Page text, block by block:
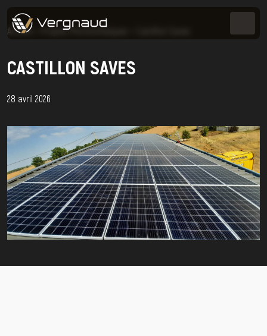
Accueil Projets Photovoltaïques
CASTILLON SAVES
28 avril 2026